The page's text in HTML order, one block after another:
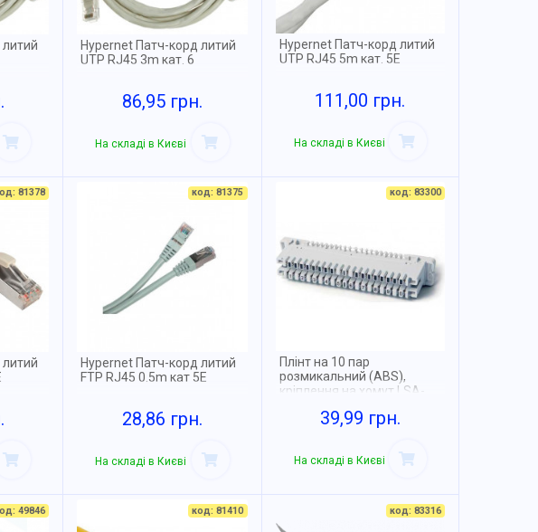
Hypernet Патч-корд литий
UTP RJ45 3m кат. 6
86,95 грн.
На складі в Києві
Hypernet Патч-корд литий
UTP RJ45 5m кат. 5Е
111,00 грн.
На складі в Києві
81378 код: 81375
Hypernet Патч-корд литий
FTP RJ45 0.5m кат 5Е
28,86 грн.
На складі в Києві
код: 83300
Плінт на 10 пар
розмикальний (ABS),
кріплення на хомут LSA-
39,99 грн.
На складі в Києві
49846 код: 81410 код: 83316